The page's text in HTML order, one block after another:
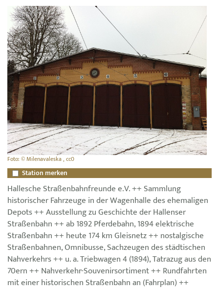
Foto: © Milenavaleska , cc0
Station merken
Hallesche Straßenbahnfreunde e.V. ++ Sammlung
historischer Fahrzeuge in der Wagenhalle des ehemaligen
Depots ++ Ausstellung zu Geschichte der Hallenser
Straßenbahn ++ ab 1892 Pferdebahn, 1894 elektrische
Straßenbahn ++ heute 174 km Gleisnetz ++ nostalgische
Straßenbahnen, Omnibusse, Sachzeugen des städtischen
Nahverkehrs ++ u. a. Triebwagen 4 (1894), Tatrazug aus den
70ern ++ Nahverkehr-Souvenirsortiment ++ Rundfahrten
mit einer historischen Straßenbahn an (Fahrplan) ++